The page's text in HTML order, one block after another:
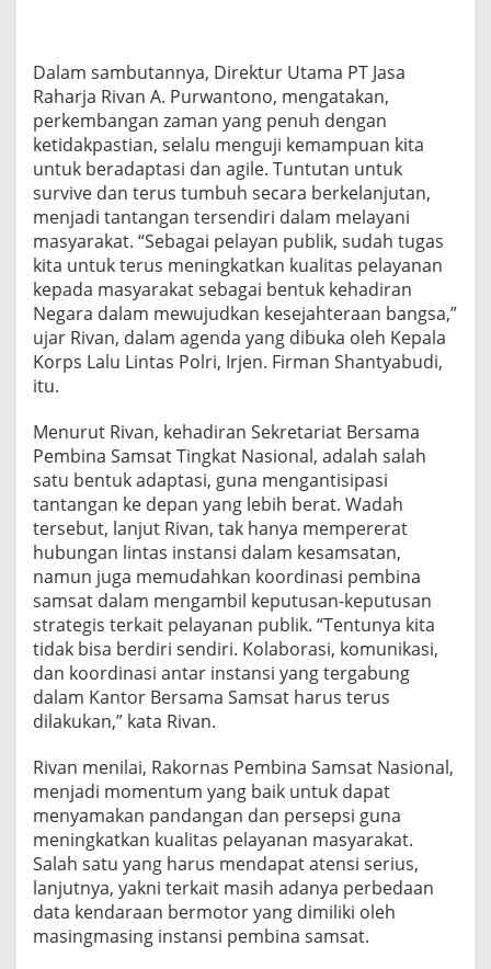
Dalam sambutannya, Direktur Utama PT Jasa
Raharja Rivan A. Purwantono, mengatakan,
perkembangan zaman yang penuh dengan
ketidakpastian, selalu menguji kemampuan kita
untuk beradaptasi dan agile. Tuntutan untuk
survive dan terus tumbuh secara berkelanjutan,
menjadi tantangan tersendiri dalam melayani
masyarakat. “Sebagai pelayan publik, sudah tugas
kita untuk terus meningkatkan kualitas pelayanan
kepada masyarakat sebagai bentuk kehadiran
Negara dalam mewujudkan kesejahteraan bangsa,”
ujar Rivan, dalam agenda yang dibuka oleh Kepala
Korps Lalu Lintas Polri, Irjen. Firman Shantyabudi,
itu.
Menurut Rivan, kehadiran Sekretariat Bersama
Pembina Samsat Tingkat Nasional, adalah salah
satu bentuk adaptasi, guna mengantisipasi
tantangan ke depan yang lebih berat. Wadah
tersebut, lanjut Rivan, tak hanya mempererat
hubungan lintas instansi dalam kesamsatan,
namun juga memudahkan koordinasi pembina
samsat dalam mengambil keputusan-keputusan
strategis terkait pelayanan publik. “Tentunya kita
tidak bisa berdiri sendiri. Kolaborasi, komunikasi,
dan koordinasi antar instansi yang tergabung
dalam Kantor Bersama Samsat harus terus
dilakukan,” kata Rivan.
Rivan menilai, Rakornas Pembina Samsat Nasional,
menjadi momentum yang baik untuk dapat
menyamakan pandangan dan persepsi guna
meningkatkan kualitas pelayanan masyarakat.
Salah satu yang harus mendapat atensi serius,
lanjutnya, yakni terkait masih adanya perbedaan
data kendaraan bermotor yang dimiliki oleh
masingmasing instansi pembina samsat.